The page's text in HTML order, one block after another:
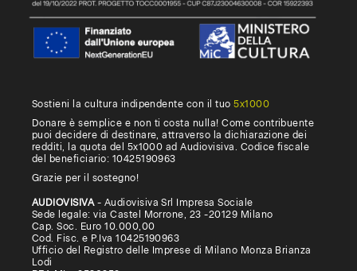
Sostieni la cultura indipendente con il tuo5x1000
Donare è semplice e non ti costa nulla! Come contribuente
puoi decidere di destinare, attraverso la dichiarazione dei
redditi, la quota del 5x1000 ad Audiovisiva. Codice fiscale
del beneficiario: 10425190963
Grazie per il sostegno!
AUDIOVISIVA- Audiovisiva Srl Impresa Sociale
Sede legale: via Castel Morrone, 23 -20129 Milano
Cap. Soc. Euro 10.000,00
Cod. Fisc. e P.Iva 10425190963
Ufficio del Registro delle Imprese di Milano Monza Brianza
Lodi